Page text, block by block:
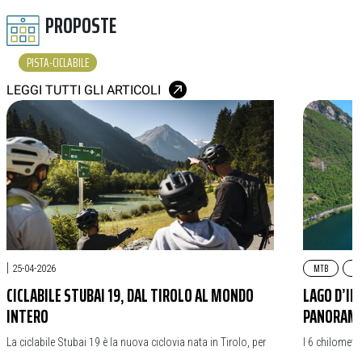
PROPOSTE
PISTA-CICLABILE
LEGGI TUTTI GLI ARTICOLI
| 25-04-2026
CICLABILE STUBAI 19, DAL TIROLO AL MONDO
INTERO
La ciclabile Stubai 19 è la nuova ciclovia nata in Tirolo, per
MTB
LAGO
I 6